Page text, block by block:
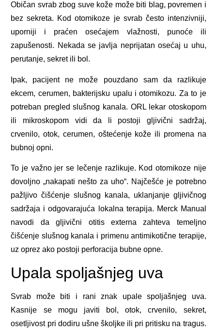
Običan svrab zbog suve kože može biti blag, povremen i
bez sekreta. Kod otomikoze je svrab često intenzivniji,
uporniji i praćen osećajem vlažnosti, punoće ili
zapušenosti. Nekada se javlja neprijatan osećaj u uhu,
perutanje, sekret ili bol.
Ipak, pacijent ne može pouzdano sam da razlikuje
ekcem, cerumen, bakterijsku upalu i otomikozu. Za to je
potreban pregled slušnog kanala. ORL lekar otoskopom
ili mikroskopom vidi da li postoji gljivični sadržaj,
crvenilo, otok, cerumen, oštećenje kože ili promena na
bubnoj opni.
To je važno jer se lečenje razlikuje. Kod otomikoze nije
dovoljno „nakapati nešto za uho“. Najčešće je potrebno
pažljivo čišćenje slušnog kanala, uklanjanje gljivičnog
sadržaja i odgovarajuća lokalna terapija. Merck Manual
navodi da gljivični otitis externa zahteva temeljno
čišćenje slušnog kanala i primenu antimikotične terapije,
uz oprez ako postoji perforacija bubne opne.
Upala spoljašnjeg uva
Svrab može biti i rani znak upale spoljašnjeg uva.
Kasnije se mogu javiti bol, otok, crvenilo, sekret,
osetljivost pri dodiru ušne školjke ili pri pritisku na tragus.